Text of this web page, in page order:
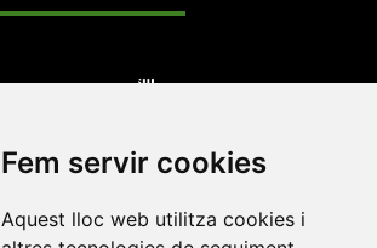
Fem servir cookies
Aquest lloc web utilitza cookies i